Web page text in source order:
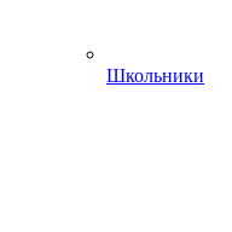
Школьники